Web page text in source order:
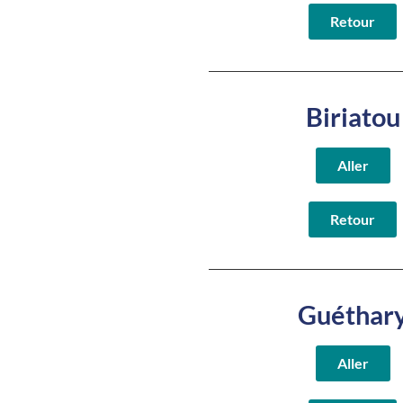
Retour
Biriatou
Aller
Retour
Aller